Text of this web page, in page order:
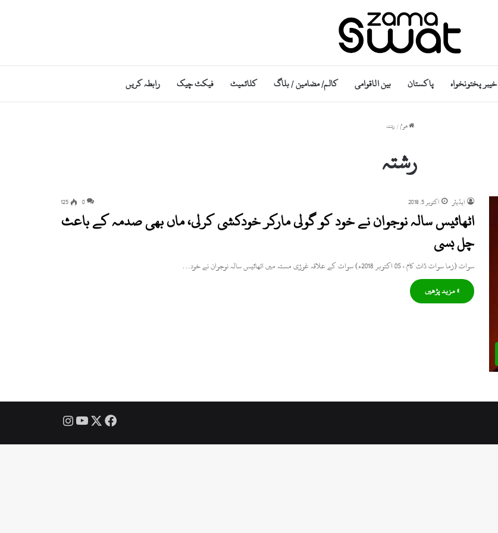
خیبر پختونخواہ پاکستان بین الاقوامی کالم/ مضامین / بلاگ کلائمیٹ فیکٹ چیک رابطہ کریں
ھوم / رشتہ
رشتہ
ایڈیٹر اکتوبر 5, 2018 0
125
اٹھائیس سالہ نوجوان نے خود کو گولی مارکر خودکشی کرلی، ماں بھی صدمہ کے باعث
چل بسی
سوات (زما سوات ڈاٹ کام ، 05 اکتوبر 2018ء) سوات کے علاقہ غوڑی مستہ میں اٹھائیس سالہ نوجوان نے خود…
» مزید پڑھیں
Facebook
X
YouTube